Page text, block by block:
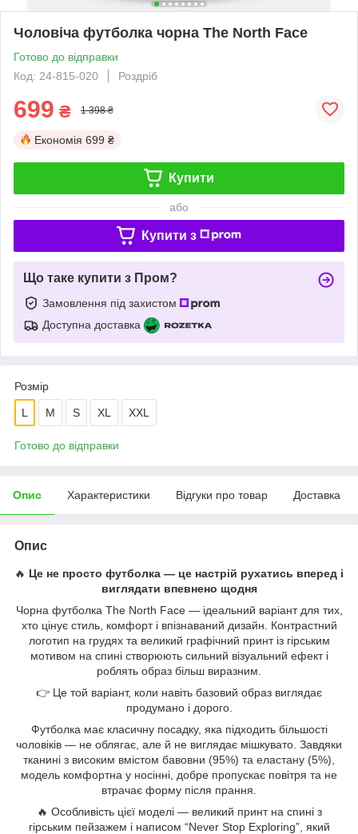
Чоловіча футболка чорна The North Face
Готово до відправки
Код: 24-815-020
Роздріб
699 ₴ 1 398 ₴
Економія 699 ₴
Купити
або
Купити з
Що таке купити з Пром?
Замовлення під захистом
Доступна доставка
Розмір
L M S XL XXL
Готово до відправки
Опис Характеристики Відгуки про товар Доставка
Опис
🔥 Це не просто футболка — це настрій рухатись вперед і
виглядати впевнено щодня
Чорна футболка The North Face — ідеальний варіант для тих,
хто цінує стиль, комфорт і впізнаваний дизайн. Контрастний
логотип на грудях та великий графічний принт із гірським
мотивом на спині створюють сильний візуальний ефект і
роблять образ більш виразним.
👉 Це той варіант, коли навіть базовий образ виглядає
продумано і дорого.
Футболка має класичну посадку, яка підходить більшості
чоловіків — не облягає, але й не виглядає мішкувато. Завдяки
тканині з високим вмістом бавовни (95%) та еластану (5%),
модель комфортна у носінні, добре пропускає повітря та не
втрачає форму після прання.
🔥 Особливість цієї моделі — великий принт на спині з
гірським пейзажем і написом “Never Stop Exploring”, який